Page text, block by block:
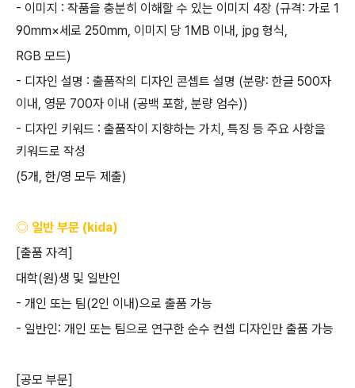
- 이미지 : 작품을 충분히 이해할 수 있는 이미지 4장 (규격: 가로 1
90mm×세로 250mm, 이미지 당 1MB 이내, jpg 형식,
RGB 모드)
- 디자인 설명 : 출품작의 디자인 콘셉트 설명 (분량: 한글 500자
이내, 영문 700자 이내 (공백 포함, 분량 엄수))
- 디자인 키워드 : 출품작이 지향하는 가치 , 특징 등 주요 사항을
키워드로 작성
(5개, 한/영 모두 제출)
◎ 일반 부문 (kida)
[출품 자격]
대학(원)생 및 일반인
- 개인 또는 팀(2인 이내)으로 출품 가능
- 일반인: 개인 또는 팀으로 연구한 순수 컨셉 디자인만 출품 가능
[공모 부문]